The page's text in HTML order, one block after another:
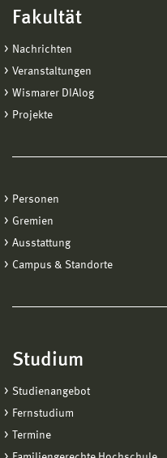
Fakultät
Nachrichten
Veranstaltungen
Wismarer DIAlog
Projekte
Personen
Gremien
Ausstattung
Campus & Standorte
Studium
Studienangebot
Fernstudium
Termine